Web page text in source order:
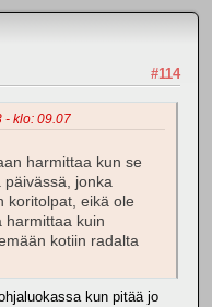
#114
- klo: 09.07
harmittaa kun se
päivässä, jonka
koritolpat, eikä ole
harmittaa kuin
kotiin radalta
kun pitää jo